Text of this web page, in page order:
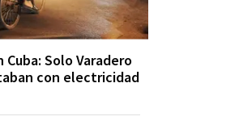
Cuba: Solo Varadero
con electricidad